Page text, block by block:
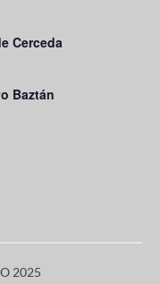
Cerceda
Baztán
2025